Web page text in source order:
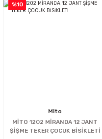
%10
Mito
MİTO 1202 MİRANDA 12 JANT
ŞİŞME TEKER ÇOCUK BİSİKLETİ